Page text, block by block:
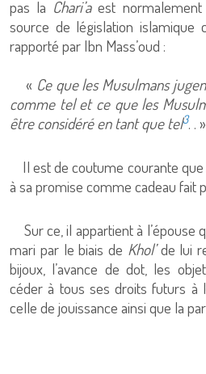
pas la Chari’aest
source de législation islamique
rapporté par Ibn Mass’oud :
« Ce que les Musulmans
comme tel et ce que les
être considéré en tant que tel3. . »
Il est de coutume courante
à sa promise comme cadeau fait
Sur ce, il appartient à l’épouse
mari par le biais de Khol’de lui
bijoux, l’avance de dot, les
céder à tous ses droits futurs à
celle de jouissance ainsi que la